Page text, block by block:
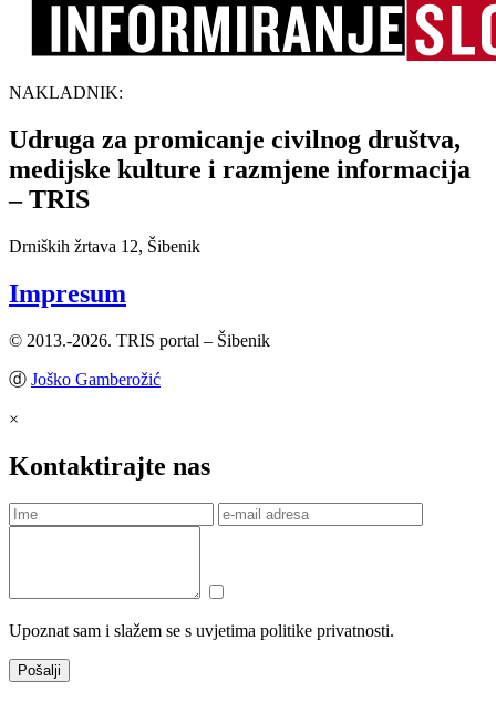
NAKLADNIK:
Udruga za promicanje civilnog društva,
medijske kulture i razmjene informacija
– TRIS
Drniških žrtava 12, Šibenik
Impresum
© 2013.-2026. TRIS portal – Šibenik
ⓓ Joško Gamberožić
×
Kontaktirajte nas
Upoznat sam i slažem se s uvjetima politike privatnosti.
Pošalji